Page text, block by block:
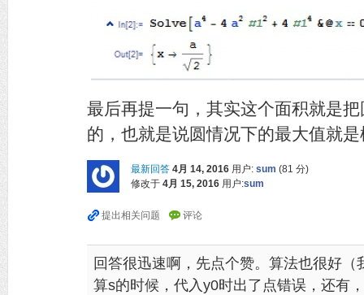
最后再提一句，其实这个面积就是
的，也就是说圆情况下的最大值就
最新回答 4月 14, 2016 用户: sum (81 分)
修改于 4月 15, 2016 用户:sum
回答很迅速啊，先点个赞。算法也很好
算s的时候，代入y0时出了点错误，还有